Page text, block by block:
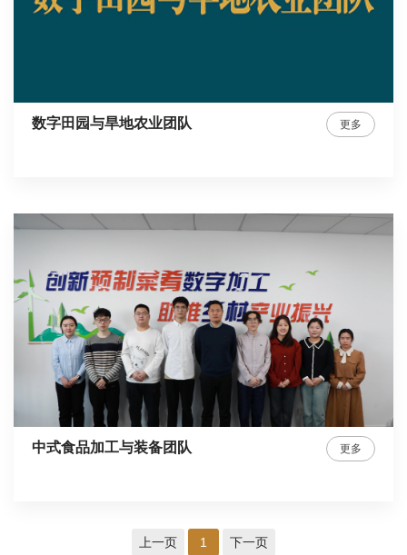
数字田园与旱地农业团队 更多
中式食品加工与装备团队 更多
上一页 1 下一页